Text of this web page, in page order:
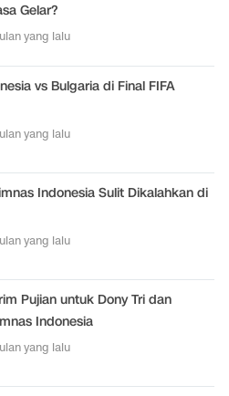
Gelar?
yang lalu
vs Bulgaria di Final FIFA
yang lalu
Indonesia Sulit Dikalahkan di
yang lalu
Pujian untuk Dony Tri dan
Indonesia
yang lalu